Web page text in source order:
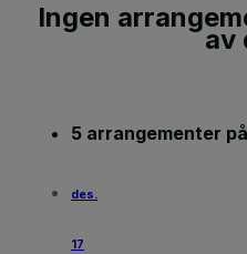
Ingen
av
5 arrangementer
des.
17